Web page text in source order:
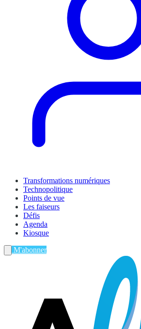
Transformations numériques
Technopolitique
Points de vue
Les faiseurs
Défis
Agenda
Kiosque
M'abonner